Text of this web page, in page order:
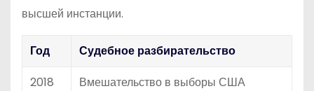
высшей инстанции.
Год
Судебное разбирательство
2018
Вмешательство в выборы США